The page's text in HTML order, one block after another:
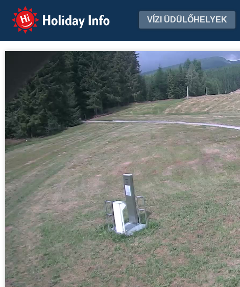
Holiday Info VÍZI ÜDÜLŐHELYEK